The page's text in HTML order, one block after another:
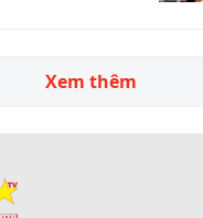
Xem thêm